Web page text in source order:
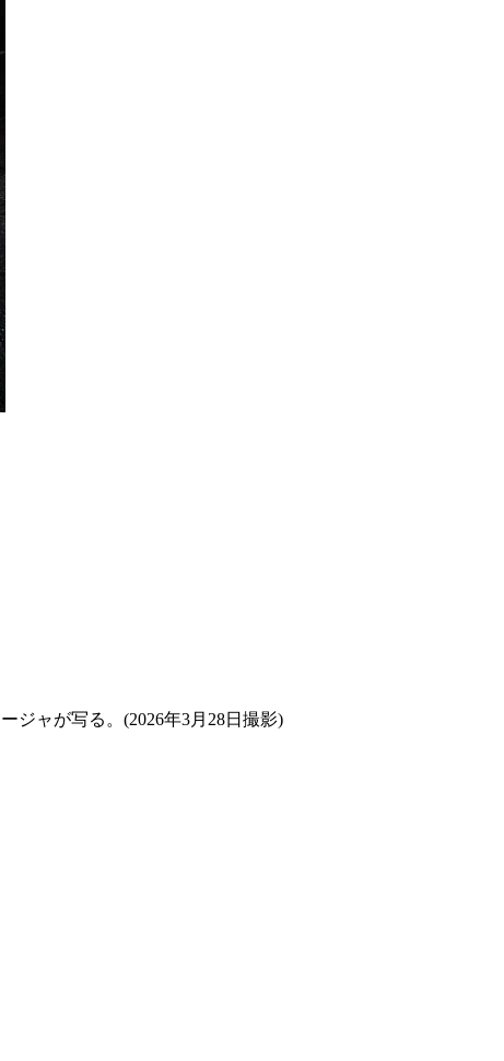
ジャが写る。(2026年3月28日撮影)